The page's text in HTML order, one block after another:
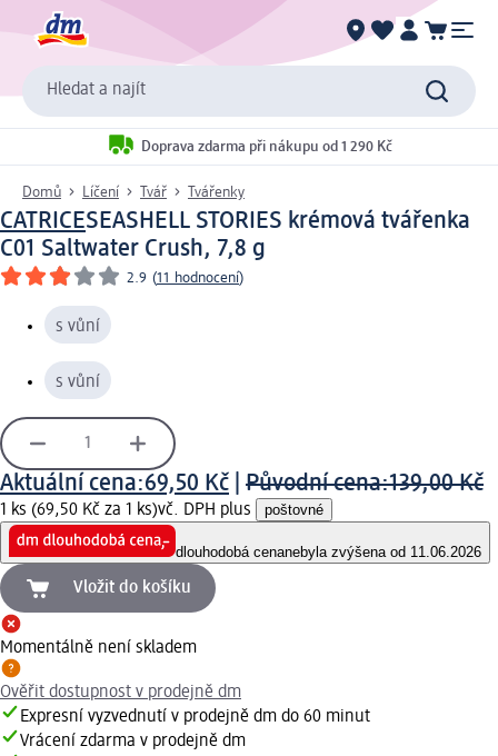
Hledat a najít
Doprava zdarma při nákupu od 1 290 Kč
Domů Líčení Tvář Tvářenky
CATRICESEASHELL STORIES krémová tvářenka
C01 Saltwater Crush, 7,8 g
2.9 (11 hodnocení)
s vůní
s vůní
Aktuální cena:69,50 Kč Původní cena:139,00 Kč
1 ks (69,50 Kč za 1 ks)vč. DPH plus poštovné
dlouhodobá cenanebyla zvýšena od 11.06.2026
Vložit do košíku
Momentálně není skladem
Ověřit dostupnost v prodejně dm
Expresní vyzvednutí v prodejně dm do 60 minut
Vrácení zdarma v prodejně dm